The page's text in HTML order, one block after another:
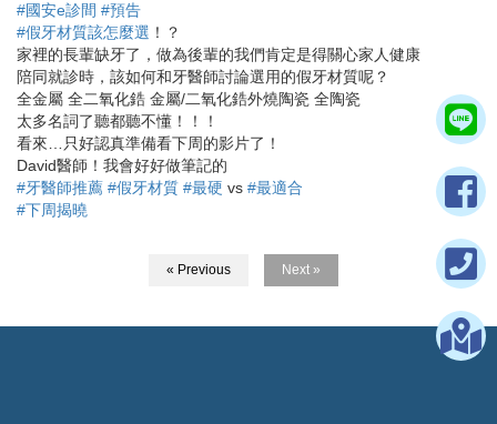
#國安e診間 #預告
#假牙材質該怎麼選 ！？
家裡的長輩缺牙了，做為後輩的我們肯定是得關心家人健康
陪同就診時，該如何和牙醫師討論選用的假牙材質呢？
全金屬 全二氧化鋯 金屬/二氧化鋯外燒陶瓷 全陶瓷
太多名詞了聽都聽不懂！！！
看來…只好認真準備看下周的影片了！
David醫師！我會好好做筆記的
#牙醫師推薦 #假牙材質 #最硬 vs #最適合
#下周揭曉
« Previous Next »